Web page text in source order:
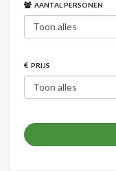
AANTAL PERSONEN
PRIJS